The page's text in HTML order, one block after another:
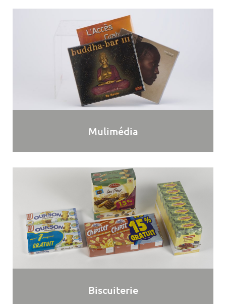
Mulimédia
Biscuiterie